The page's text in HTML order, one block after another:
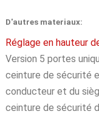
D'autres materiaux:
Réglage en hauteur
Version 5 portes
ceinture de sécurité
conducteur et du
ceinture de sécurité